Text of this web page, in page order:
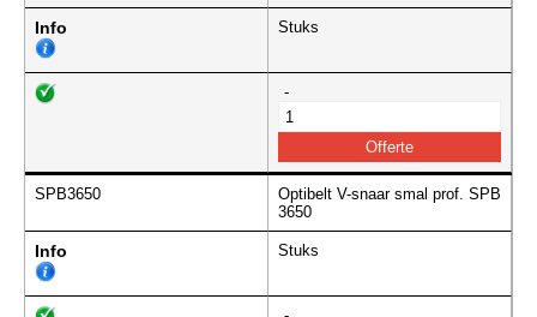
Info Stuks
-
SPB3650
Optibelt V-snaar smal prof. SPB
3650
Info Stuks